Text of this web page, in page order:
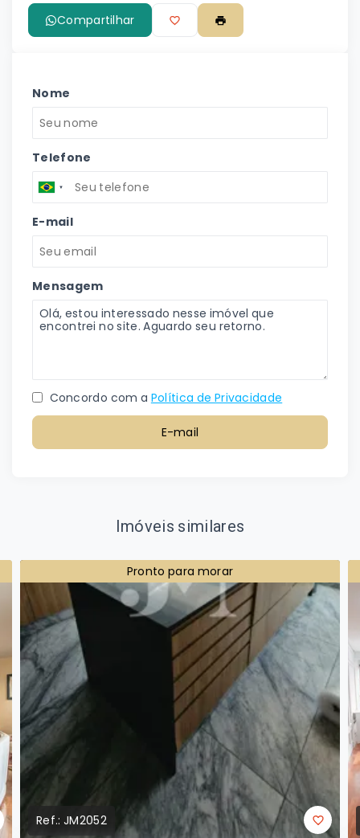
Compartilhar
Nome
Telefone
E-mail
Mensagem
Concordo com a Política de Privacidade
E-mail
Imóveis similares
Pronto para morar
Ref.:JM2052